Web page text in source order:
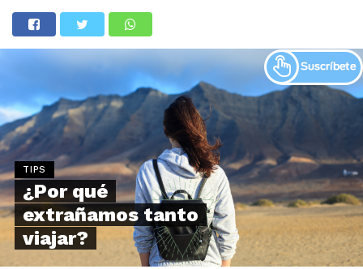
TIPS
¿Por qué
extrañamos tanto
viajar?